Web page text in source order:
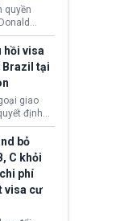
quyền
trả
USD thuế
theo Đạo
Kinh tế
tế
thái này
quyết
Tòa án
tuyên bố,
rộng là
hợp pháp.
hồi visa
Brazil tại
giao
định
(visa)
Luiza
- Đại sứ
diễn ra
tranh
giữa
thống
bỏ
C khỏi
phí
visa cư